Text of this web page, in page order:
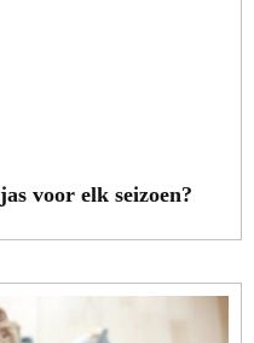
voor elk seizoen?